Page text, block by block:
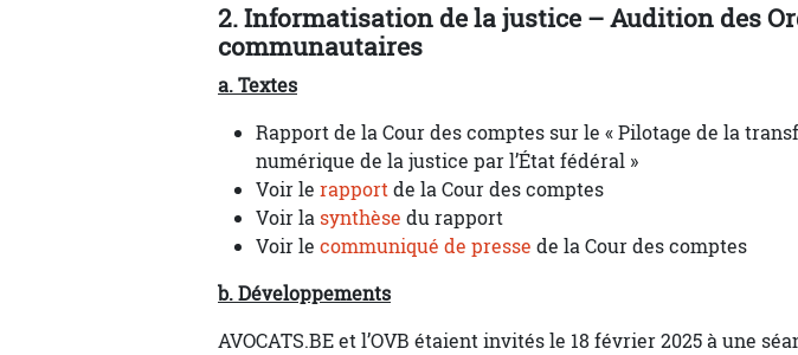
2. Informatisation de la justice – Audition des
communautaires
a. Textes
Rapport de la Cour des comptes sur le « Pilotage de la
numérique de la justice par l’État fédéral »
Voir le rapportde la Cour des comptes
Voir la synthèse du rapport
Voir le communiqué de presse de la Cour des comptes
b. Développements
AVOCATS.BE et l’OVB étaient invités le 18 février 2025 à une